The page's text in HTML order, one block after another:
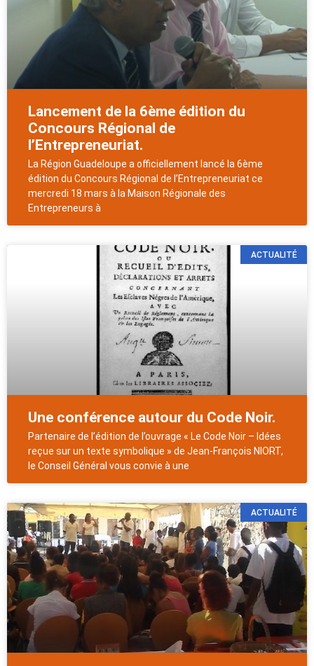
Lancement de la 6ème édition du
Concours Régional de
l’Entrepreneuriat.
La Région Guadeloupe a officiellement lancé la 6ème
édition du Concours Régional de l’Entrepreneuriat ce
mercredi 18 mars à la Maison Régionale des
Entrepreneurs à
ACTUALITÉ
Une conférence autour du Code Noir.
Partenaire de l’édition de l’ouvrage « Le Code Noir – Idées
reçue sur un texte symbolique » de Jean-François NIORT,
le Conseil Général vous convie à une
ACTUALITÉ